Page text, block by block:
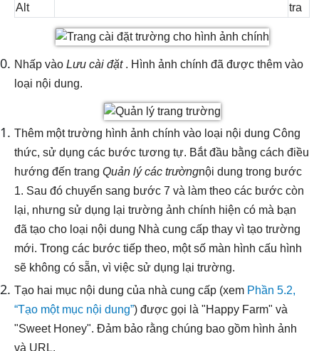
Alt
tra
Nhấp vàoLưu cài đặt. Hình ảnh chính đã được thêm vào
loại nội dung.
Thêm một trường hình ảnh chính vào loại nội dung Công
thức, sử dụng các bước tương tự. Bắt đầu bằng cách điều
hướng đến trangQuản lý các trườngnội dung trong bước
1. Sau đó chuyển sang bước 7 và làm theo các bước còn
lại, nhưng sử dụng lại trường ảnh chính hiện có mà bạn
đã tạo cho loại nội dung Nhà cung cấp thay vì tạo trường
mới. Trong các bước tiếp theo, một số màn hình cấu hình
sẽ không có sẵn, vì việc sử dụng lại trường.
Tạo hai mục nội dung của nhà cung cấp (xem Phần 5.2,
“Tạo một mục nội dung”) được gọi là "Happy Farm" và
"Sweet Honey". Đảm bảo rằng chúng bao gồm hình ảnh
và URL.